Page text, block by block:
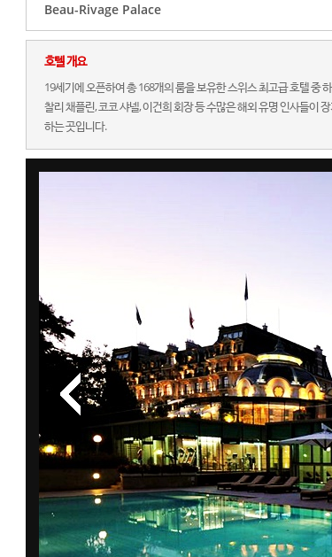
Beau-Rivage Palace
호텔 개요
19세기에 오픈하여 총 168개의 룸을 보유한 스위스 최고급 호텔 중
찰리 채플린, 코코 샤넬, 이건희 회장 등 수많은 해외 유명 인사들이
하는 곳입니다.